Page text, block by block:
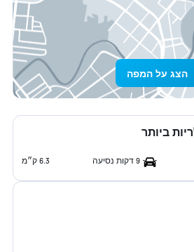
הצג על המפה
ביותר
9 דקות נסיעה 6.3 ק״מ